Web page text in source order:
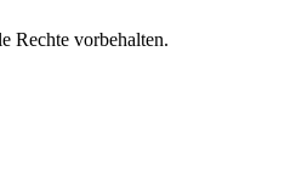
Rechte vorbehalten.